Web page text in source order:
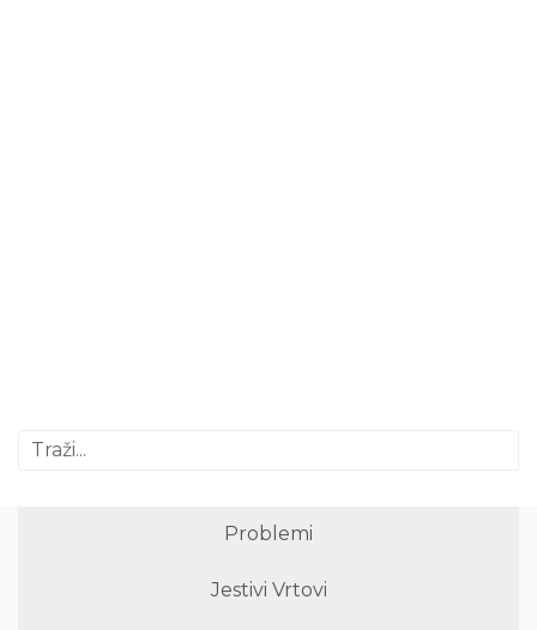
Problemi
Jestivi Vrtovi